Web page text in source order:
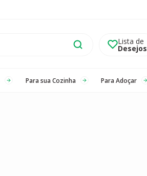
Lista de
Desejos
Para sua Cozinha Para Adoçar